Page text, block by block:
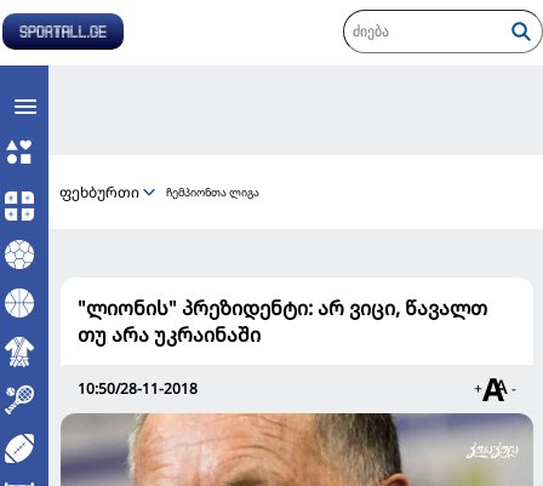
ფეხბურთი ჩემპიონთა ლიგა
"ლიონის" პრეზიდენტი: არ ვიცი, წავალთ
თუ არა უკრაინაში
10:50/28-11-2018 + -